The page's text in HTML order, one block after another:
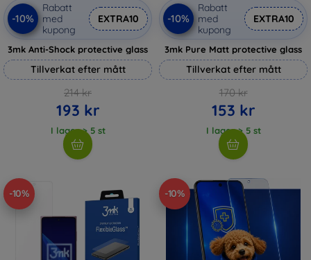
-10%
Rabatt
med
kupong
EXTRA10
3mk Anti-Shock protective glass
Tillverkat efter mått
214 kr
193 kr
I lager > 5 st
-10%
Rabatt
med
kupong
EXTRA10
3mk Pure Matt protective glass
Tillverkat efter mått
170 kr
153 kr
I lager > 5 st
-10% -10%